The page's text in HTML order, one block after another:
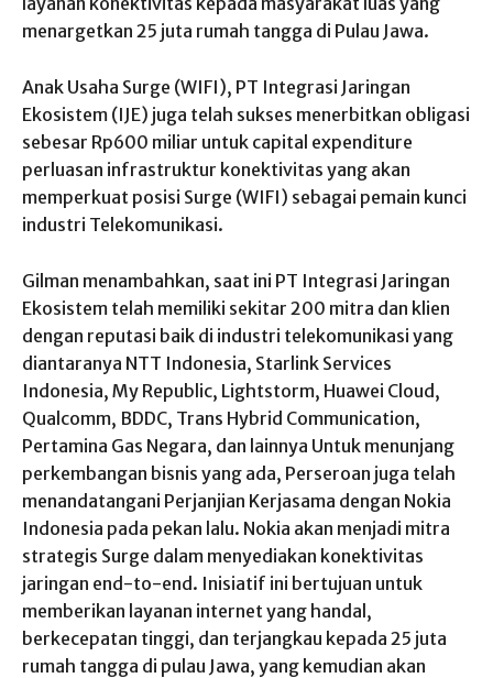
menargetkan 25 juta rumah tangga di Pulau Jawa.
Anak Usaha Surge (WIFI), PT Integrasi Jaringan
Ekosistem (IJE) juga telah sukses menerbitkan obligasi
sebesar Rp600 miliar untuk capital expenditure
perluasan infrastruktur konektivitas yang akan
memperkuat posisi Surge (WIFI) sebagai pemain kunci
industri Telekomunikasi.
Gilman menambahkan, saat ini PT Integrasi Jaringan
Ekosistem telah memiliki sekitar 200 mitra dan klien
dengan reputasi baik di industri telekomunikasi yang
diantaranya NTT Indonesia, Starlink Services
Indonesia, My Republic, Lightstorm, Huawei Cloud,
Qualcomm, BDDC, Trans Hybrid Communication,
Pertamina Gas Negara, dan lainnya Untuk menunjang
perkembangan bisnis yang ada, Perseroan juga telah
menandatangani Perjanjian Kerjasama dengan Nokia
Indonesia pada pekan lalu. Nokia akan menjadi mitra
strategis Surge dalam menyediakan konektivitas
jaringan end-to-end. Inisiatif ini bertujuan untuk
memberikan layanan internet yang handal,
berkecepatan tinggi, dan terjangkau kepada 25 juta
rumah tangga di pulau Jawa, yang kemudian akan